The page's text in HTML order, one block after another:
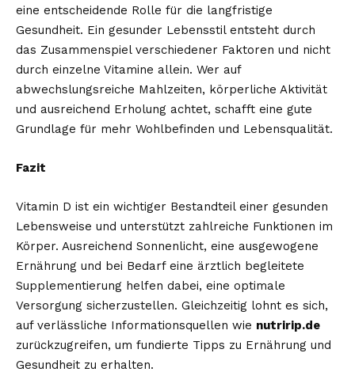
eine entscheidende Rolle für die langfristige
Gesundheit. Ein gesunder Lebensstil entsteht durch
das Zusammenspiel verschiedener Faktoren und nicht
durch einzelne Vitamine allein. Wer auf
abwechslungsreiche Mahlzeiten, körperliche Aktivität
und ausreichend Erholung achtet, schafft eine gute
Grundlage für mehr Wohlbefinden und Lebensqualität.
Fazit
Vitamin D ist ein wichtiger Bestandteil einer gesunden
Lebensweise und unterstützt zahlreiche Funktionen im
Körper. Ausreichend Sonnenlicht, eine ausgewogene
Ernährung und bei Bedarf eine ärztlich begleitete
Supplementierung helfen dabei, eine optimale
Versorgung sicherzustellen. Gleichzeitig lohnt es sich,
auf verlässliche Informationsquellen wie nutririp.de
zurückzugreifen, um fundierte Tipps zu Ernährung und
Gesundheit zu erhalten.